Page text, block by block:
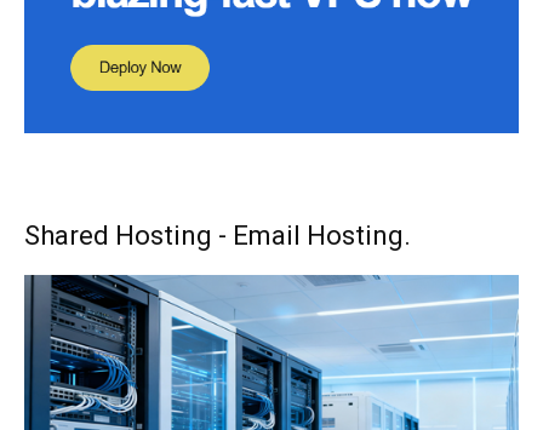
Shared Hosting - Email Hosting.